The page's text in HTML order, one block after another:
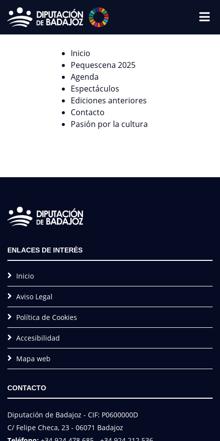
Inicio
Pequescena 2025
Agenda
Espectáculos
Ediciones anteriores
Contacto
Pasión por la cultura
ENLACES DE INTERÉS
Inicio
Aviso Legal
Política de Cookies
Accesibilidad
Mapa web
CONTACTO
Diputación de Badajoz - CIF: P0600000D
C/ Felipe Checa, 23 - 06071 Badajoz